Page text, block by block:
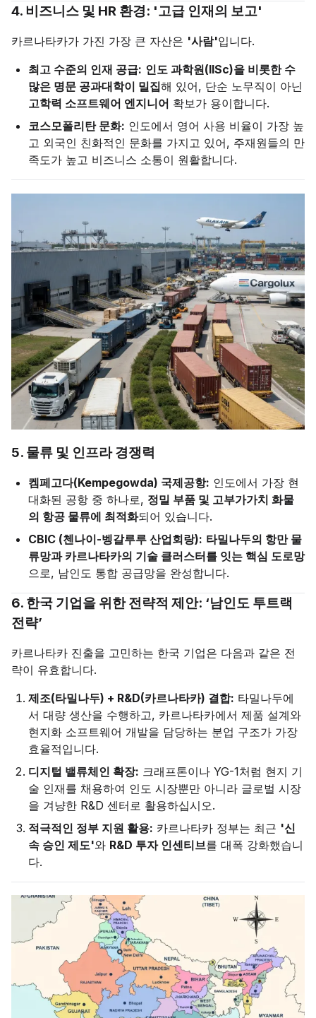
4. 비즈니스 및 HR 환경: '고급 인재의 보고'
카르나타카가 가진 가장 큰 자산은 '사람'입니다.
최고 수준의 인재 공급: 인도 과학원(IISc)을 비롯한 수
많은 명문 공과대학이 밀집해 있어, 단순 노무직이 아닌
고학력 소프트웨어 엔지니어 확보가 용이합니다.
코스모폴리탄 문화: 인도에서 영어 사용 비율이 가장 높
고 외국인 친화적인 문화를 가지고 있어, 주재원들의 만
족도가 높고 비즈니스 소통이 원활합니다.
5. 물류 및 인프라 경쟁력
켐페고다(Kempegowda) 국제공항: 인도에서 가장 현
대화된 공항 중 하나로, 정밀 부품 및 고부가가치 화물
의 항공 물류에 최적화되어 있습니다.
CBIC (첸나이-벵갈루루 산업회랑): 타밀나두의 항만 물
류망과 카르나타카의 기술 클러스터를 잇는 핵심 도로망
으로, 남인도 통합 공급망을 완성합니다.
6. 한국 기업을 위한 전략적 제안: ‘남인도 투트랙
전략’
카르나타카 진출을 고민하는 한국 기업은 다음과 같은 전
략이 유효합니다.
제조(타밀나두) + R&D(카르나타카) 결합: 타밀나두에
서 대량 생산을 수행하고, 카르나타카에서 제품 설계와
현지화 소프트웨어 개발을 담당하는 분업 구조가 가장
효율적입니다.
디지털 밸류체인 확장: 크래프톤이나 YG-1처럼 현지 기
술 인재를 채용하여 인도 시장뿐만 아니라 글로벌 시장
을 겨냥한 R&D 센터로 활용하십시오.
적극적인 정부 지원 활용: 카르나타카 정부는 최근 '신
속 승인 제도'와 R&D 투자 인센티브를 대폭 강화했습니
다.